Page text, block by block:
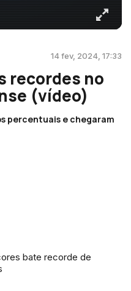
14 fev, 2024, 17:33
recordes no
(vídeo)
percentuais e chegaram
bate recorde de